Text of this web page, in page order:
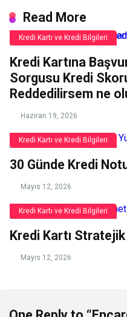
Read More
Kredi Kartı ve Kredi Bilgileri
Kredi Kartına
Sorgusu Kredi
Reddedilirsem ne
Haziran 19, 2026
Kredi Kartı ve Kredi Bilgileri
30 Günde Kredi
Mayıs 12, 2026
Kredi Kartı ve Kredi Bilgileri
Kredi Kartı
Mayıs 12, 2026